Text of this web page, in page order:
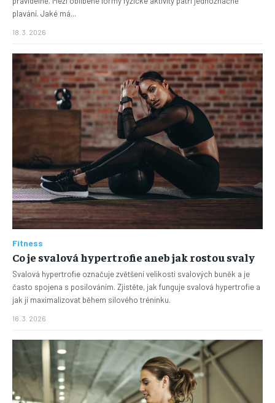
plavání. Jaké má...
18. 3. 2026
Fitness
Co je svalová hypertrofie aneb jak rostou svaly
Svalová hypertrofie označuje zvětšení velikosti svalových buněk a je
často spojena s posilováním. Zjistěte, jak funguje svalová hypertrofie a
jak ji maximalizovat během silového tréninku.
16. 3. 2026